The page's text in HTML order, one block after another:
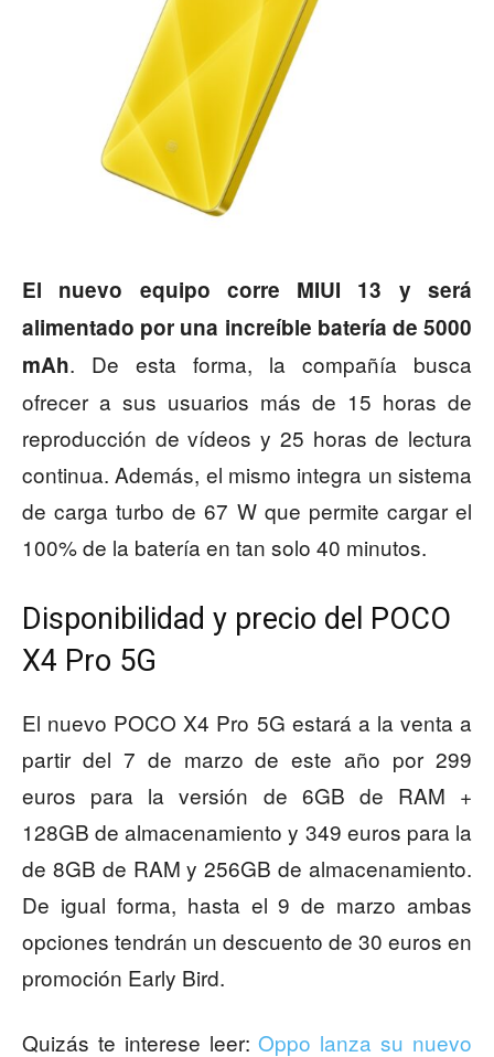
El nuevo equipo corre MIUI 13 y será
alimentado por una increíble batería de 5000
mAh. De esta forma, la compañía busca
ofrecer a sus usuarios más de 15 horas de
reproducción de vídeos y 25 horas de lectura
continua. Además, el mismo integra un sistema
de carga turbo de 67 W que permite cargar el
100% de la batería en tan solo 40 minutos.
Disponibilidad y precio del POCO
X4 Pro 5G
El nuevo POCO X4 Pro 5G estará a la venta a
partir del 7 de marzo de este año por 299
euros para la versión de 6GB de RAM +
128GB de almacenamiento y 349 euros para la
de 8GB de RAM y 256GB de almacenamiento.
De igual forma, hasta el 9 de marzo ambas
opciones tendrán un descuento de 30 euros en
promoción Early Bird.
Quizás te interese leer:Oppo lanza su nuevo